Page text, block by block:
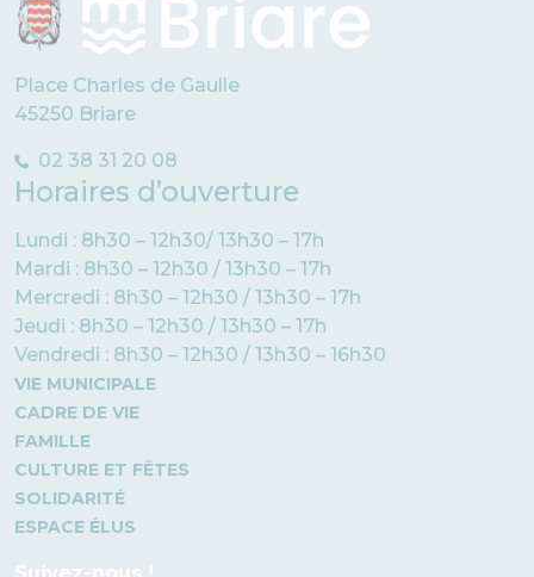
Place Charles de Gaulle
45250 Briare
02 38 31 20 08
Horaires d’ouverture
Lundi : 8h30 – 12h30/ 13h30 – 17h
Mardi : 8h30 – 12h30 / 13h30 – 17h
Mercredi : 8h30 – 12h30 / 13h30 – 17h
Jeudi : 8h30 – 12h30 / 13h30 – 17h
Vendredi : 8h30 – 12h30 / 13h30 – 16h30
VIE MUNICIPALE
CADRE DE VIE
FAMILLE
CULTURE ET FÊTES
SOLIDARITÉ
ESPACE ÉLUS